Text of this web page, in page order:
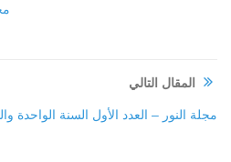
المقال التالي
مجلة النور – العدد الأول السنة الواحدة